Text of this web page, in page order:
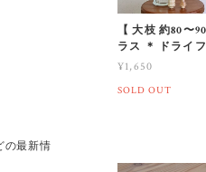
【 大枝 約80〜
ラス ＊ ドライ
¥1,650
SOLD OUT
の最新情